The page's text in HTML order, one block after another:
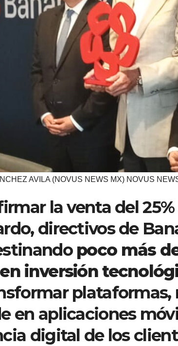
AVILA (NOVUS NEWS MX) NOVUS
la venta del
directivos de
poco más
inversión
plataformas,
en aplicaciones
digital de los